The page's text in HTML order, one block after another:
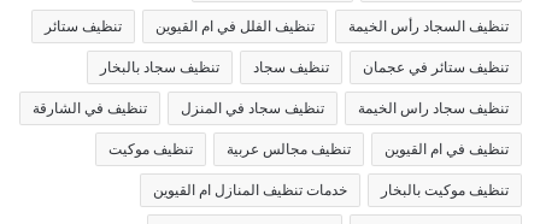
تنظيف السجاد رأس الخيمة تنظيف الفلل في ام القيوين تنظيف ستائر
تنظيف ستائر في عجمان تنظيف سجاد تنظيف سجاد بالبخار
تنظيف سجاد راس الخيمة تنظيف سجاد في المنزل تنظيف في الشارقة
تنظيف في ام القيوين تنظيف مجالس عربية تنظيف موكيت
تنظيف موكيت بالبخار خدمات تنظيف المنازل ام القيوين